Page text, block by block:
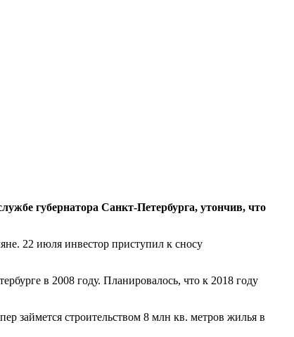
губернатора Санкт-Петербурга, утончив, что
22 июля инвестор приступил к сносу
в 2008 году. Планировалось, что к 2018 году
займется строительством 8 млн кв. метров жилья в